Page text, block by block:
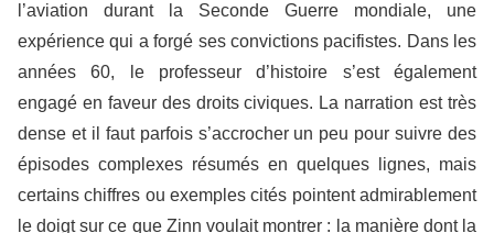
l’aviation durant la Seconde Guerre mondiale, une
expérience qui a forgé ses convictions pacifistes. Dans les
années 60, le professeur d’histoire s’est également
engagé en faveur des droits civiques. La narration est très
dense et il faut parfois s’accrocher un peu pour suivre des
épisodes complexes résumés en quelques lignes, mais
certains chiffres ou exemples cités pointent admirablement
le doigt sur ce que Zinn voulait montrer : la manière dont la